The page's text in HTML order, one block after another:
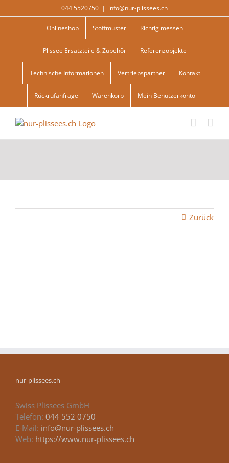
to
044 5520750 | info@nur-plissees.ch
Onlineshop Stoffmuster Richtig messen
Plissee Ersatzteile & Zubehör Referenzobjekte
Technische Informationen Vertriebspartner Kontakt
Rückrufanfrage Warenkorb Mein Benutzerkonto
Zurück
nur-plissees.ch
Swiss Plissees GmbH
Telefon: 044 552 0750
E-Mail: info@nur-plissees.ch
Web: https://www.nur-plissees.ch